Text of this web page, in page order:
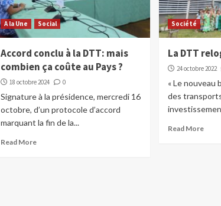
A la Une Social
Accord conclu à la DTT: mais
combien ça coûte au Pays ?
18 octobre 2024 0
Signature à la présidence, mercredi 16
octobre, d’un protocole d’accord
marquant la fin de la...
Read More
Société
La DTT
24 octobre 2022
« Le nouveau
des
Read More